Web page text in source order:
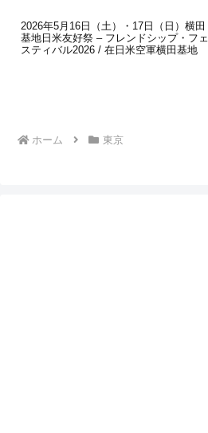
2026年5月16日（土）・17日（日）横田
基地日米友好祭 – フレンドシップ・フェ
スティバル2026 / 在日米空軍横田基地
ホーム 東京